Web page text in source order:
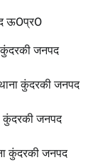
ऊ0प्र0
कुंदरकी जनपद
कुंदरकी जनपद
कुंदरकी जनपद
कुंदरकी जनपद